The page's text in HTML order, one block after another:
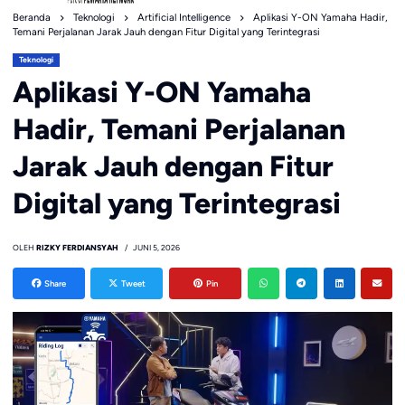
Beranda Teknologi Artificial Intelligence
Aplikasi Y-ON Yamaha Hadir,
Temani Perjalanan Jarak Jauh dengan Fitur Digital yang Terintegrasi
Teknologi
Aplikasi Y-ON Yamaha
Hadir, Temani Perjalanan
Jarak Jauh dengan Fitur
Digital yang Terintegrasi
OLEH RIZKY FERDIANSYAH JUNI 5, 2026
Share Tweet Pin